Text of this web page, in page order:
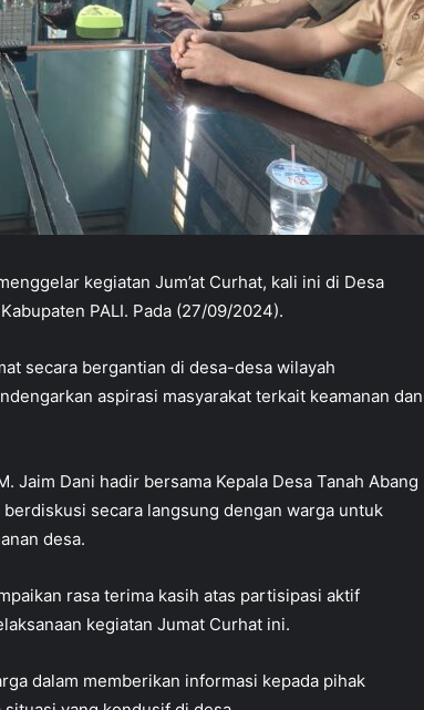
kegiatan Jum’at Curhat, kali ini di Desa
PALI. Pada (27/09/2024).
secara bergantian di desa-desa wilayah
aspirasi masyarakat terkait keamanan dan
Jaim Dani hadir bersama Kepala Desa Tanah Abang
secara langsung dengan warga untuk
desa.
rasa terima kasih atas partisipasi aktif
kegiatan Jumat Curhat ini.
dalam memberikan informasi kepada pihak